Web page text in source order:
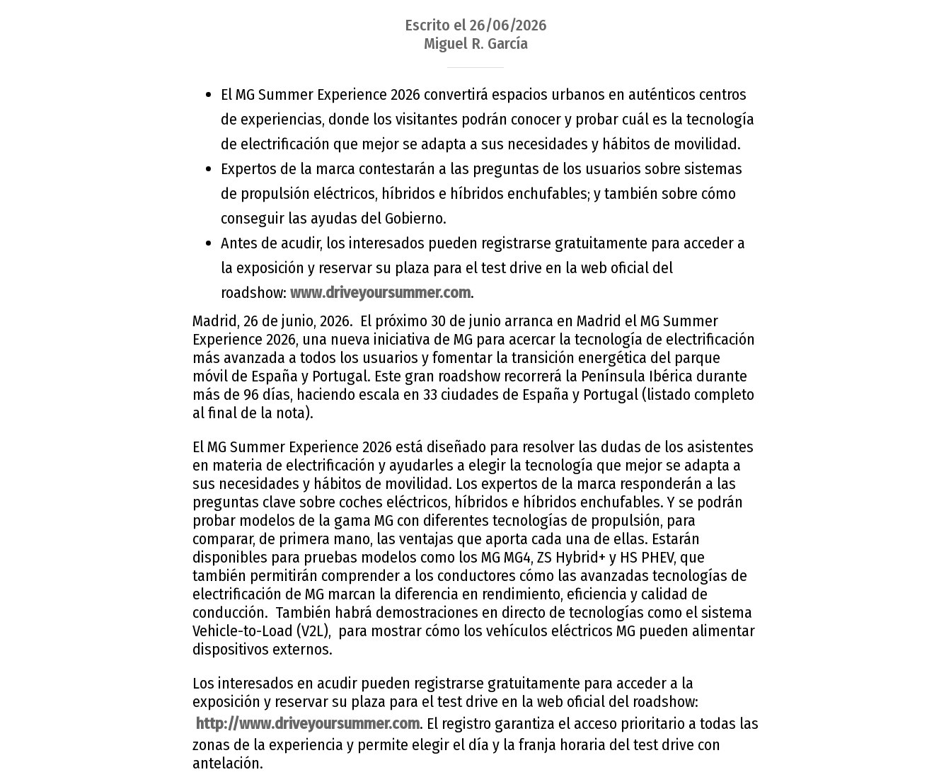
Escrito el 26/06/2026
Miguel R. García
El MG Summer Experience 2026 convertirá espacios urbanos en auténticos centros
de experiencias, donde los visitantes podrán conocer y probar cuál es la tecnología
de electrificación que mejor se adapta a sus necesidades y hábitos de movilidad.
Expertos de la marca contestarán a las preguntas de los usuarios sobre sistemas
de propulsión eléctricos, híbridos e híbridos enchufables; y también sobre cómo
conseguir las ayudas del Gobierno.
Antes de acudir, los interesados pueden registrarse gratuitamente para acceder a
la exposición y reservar su plaza para el test drive en la web oficial del
roadshow: www.driveyoursummer.com.
Madrid, 26 de junio, 2026. El próximo 30 de junio arranca en Madrid el MG Summer
Experience 2026, una nueva iniciativa de MG para acercar la tecnología de electrificación
más avanzada a todos los usuarios y fomentar la transición energética del parque
móvil de España y Portugal. Este gran roadshow recorrerá la Península Ibérica durante
más de 96 días, haciendo escala en 33 ciudades de España y Portugal (listado completo
al final de la nota).
El MG Summer Experience 2026 está diseñado para resolver las dudas de los asistentes
en materia de electrificación y ayudarles a elegir la tecnología que mejor se adapta a
sus necesidades y hábitos de movilidad. Los expertos de la marca responderán a las
preguntas clave sobre coches eléctricos, híbridos e híbridos enchufables. Y se podrán
probar modelos de la gama MG con diferentes tecnologías de propulsión, para
comparar, de primera mano, las ventajas que aporta cada una de ellas. Estarán
disponibles para pruebas modelos como los MG MG4, ZS Hybrid+ y HS PHEV, que
también permitirán comprender a los conductores cómo las avanzadas tecnologías de
electrificación de MG marcan la diferencia en rendimiento, eficiencia y calidad de
conducción. También habrá demostraciones en directo de tecnologías como el sistema
Vehicle-to-Load (V2L), para mostrar cómo los vehículos eléctricos MG pueden alimentar
dispositivos externos.
Los interesados en acudir pueden registrarse gratuitamente para acceder a la
exposición y reservar su plaza para el test drive en la web oficial del roadshow:
http://www.driveyoursummer.com. El registro garantiza el acceso prioritario a todas las
zonas de la experiencia y permite elegir el día y la franja horaria del test drive con
antelación.